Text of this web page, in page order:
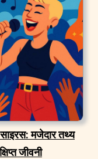
साइरस: मजेदार तथ्य
जीवनी